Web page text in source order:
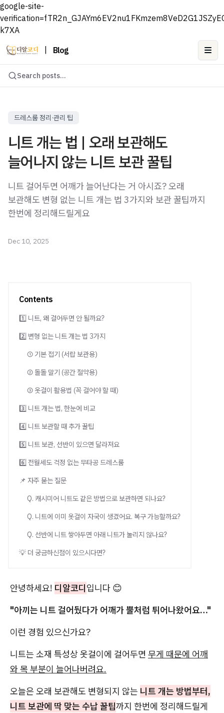
google-site-
k7XA
Blog
Search posts...
드레스룸 정리·관리 팁
니트 개는 법 | 오래 보관해도
늘어나지 않는 니트 보관 꿀팁
니트 걸어두면 어깨가 늘어난다는 거 아시죠? 오래
보관해도 변형 없는 니트 개는 법 3가지와 보관 꿀팁까지
한번에 정리해드릴게요
Dec 10, 2025
Contents
1️⃣ 니트, 왜 걸어두면 안 될까요?
2️⃣ 변형 없는 니트 개는 법 3가지
① 기본 접기 (서랍 보관용)
② 돌돌 말기 (공간 절약용)
③ 옷걸이 활용법 (꼭 걸어야 할 때)
3️⃣ 니트 개는 법, 한눈에 비교
4️⃣ 니트 보관할 때 추가 꿀팁
5️⃣ 니트 보관, 선반이 있으면 달라져요
6️⃣ 전월세도 걱정 없는 무타공 드레스룸
📌 자주 묻는 질문
Q. 캐시미어 니트도 같은 방법으로 보관하면 되나요?
Q. 니트에 이미 옷걸이 자국이 생겼어요. 복구 가능할까요?
Q. 선반에 니트 쌓아두면 아래 니트가 눌리지 않나요?
💡 더 궁금하신점이 있으시다면?
안녕하세요! 디알코디입니다 😊
"아끼는 니트 걸어뒀다가 어깨가 뿔처럼 튀어나왔어요…"
이런 경험 있으신가요?
니트는 소재 특성상 옷걸이에 걸어두면 무게 때문에 어깨
와 목 부분이 늘어나버려요.
오늘은 오래 보관해도 변형되지 않는 니트 개는 방법부터,
니트 보관에 딱 맞는 수납 꿀팁까지 한번에 정리해드릴게